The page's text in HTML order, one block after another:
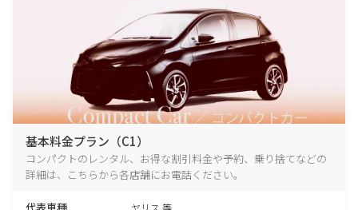
基本料金プラン（C1）
コンパクトのレンタル、お得な割引料金や予約、乗り捨てなどの
詳細は、こちらから各店舗にお電話ください。
ヤリス 等